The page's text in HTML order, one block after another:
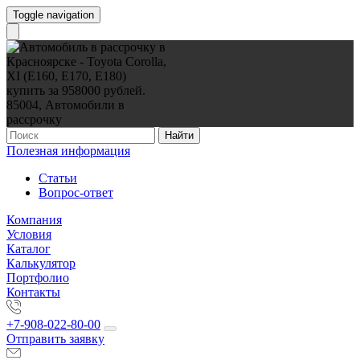
Toggle navigation
Найти
Полезная информация
Статьи
Вопрос-ответ
Компания
Условия
Каталог
Калькулятор
Портфолио
Контакты
+7-908-022-80-00
Отправить заявку